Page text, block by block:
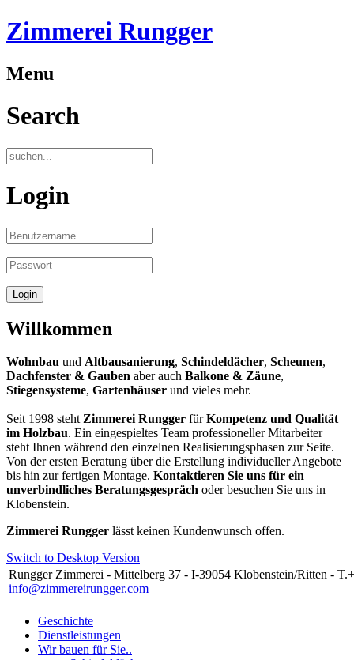
Zimmerei Rungger
Menu
Search
Login
Willkommen
Wohnbau und Altbausanierung, Schindeldächer, Scheunen,
Dachfenster & Gauben aber auch Balkone & Zäune,
Stiegensysteme, Gartenhäuser und vieles mehr.
Seit 1998 stehtZimmerei Rungger fürKompetenz und Qualität
im Holzbau. Ein eingespieltes Team professioneller Mitarbeiter
steht Ihnen während den einzelnen Realisierungsphasen zur Seite.
Von der ersten Beratung über die Erstellung individueller Angebote
bis hin zur fertigen Montage. Kontaktieren Sie uns für ein
unverbindliches Beratungsgespräch oder besuchen Sie uns in
Klobenstein.
Zimmerei Rungger lässt keinen Kundenwunsch offen.
Switch to Desktop Version
Rungger Zimmerei - Mittelberg 37 - I-39054 Klobenstein/Ritten -
info@zimmereirungger.com
Geschichte
Dienstleistungen
Wir bauen für Sie..